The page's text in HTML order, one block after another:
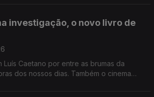
investigação, o novo livro de
Luís Caetano por entre as brumas da
dos nossos dias. Também o cinema